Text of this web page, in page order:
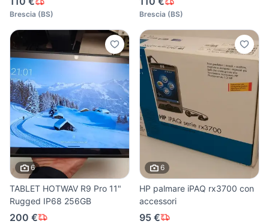
Brescia (BS) Brescia (BS)
6
TABLET HOTWAV R9 Pro 11"
Rugged IP68 256GB
200 €
6
HP palmare iPAQ rx3700 con
accessori
95 €